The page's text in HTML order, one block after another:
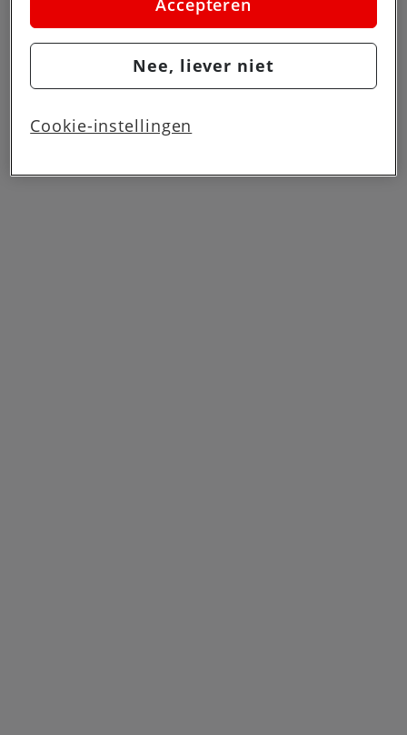
de website goed te laten werken. Dat betekent dat
we geen vormen van personalisatie toepassen.
Via cookie instellingen kan je zelf bepalen welke
wijzigen of intrekken op de
Nee, liever niet
Cookie-instellingen